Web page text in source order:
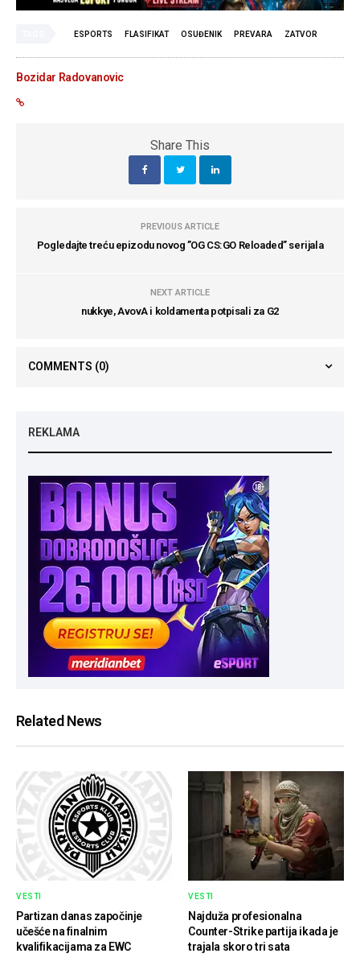
ESPORTS FLASIFIKAT OSUĐENIK PREVARA ZATVOR
Bozidar Radovanovic
Share This
PREVIOUS ARTICLE
Pogledajte treću epizodu novog ”OG CS:GO Reloaded” serijala
NEXT ARTICLE
nukkye, AvovA i koldamenta potpisali za G2
COMMENTS (0)
REKLAMA
Related News
VESTI
Partizan danas započinje
učešće na finalnim
kvalifikacijama za EWC
VESTI
Najduža profesionalna
Counter-Strike partija ikada je
trajala skoro tri sata